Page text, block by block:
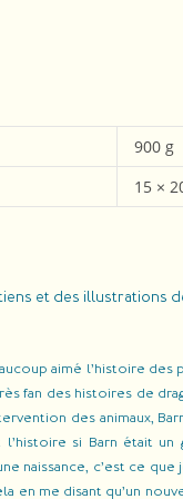
900 g
15 ×
et des illustrations
aimé l’histoire
fan des histoires de
des animaux,
si Barn était
naissance, c’est ce
en me disant qu’un